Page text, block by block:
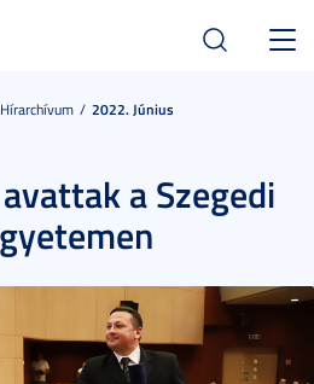
Hírarchívum 2022. Június
a Szegedi